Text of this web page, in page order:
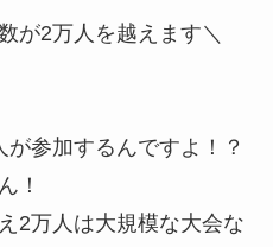
が2万人を越えます＼
参加するんですよ！？
！
2万人は大規模な大会な